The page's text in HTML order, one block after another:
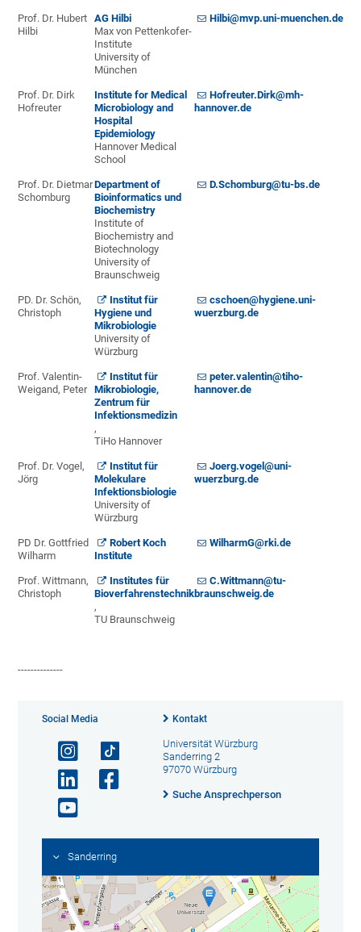
Prof. Dr. Hubert
Hilbi
AG Hilbi
Max von Pettenkofer-
Institute
University of
München
Hilbi@mvp.uni-muenchen.de
Prof. Dr. Dirk
Hofreuter
Institute for Medical
Microbiology and
Hospital
Epidemiology
Hannover Medical
School
Hofreuter.Dirk@mh-
hannover.de
Prof. Dr. Dietmar
Schomburg
Department of
Bioinformatics und
Biochemistry
Institute of
Biochemistry and
Biotechnology
University of
Braunschweig
D.Schomburg@tu-bs.de
PD. Dr. Schön,
Christoph
Institut für
Hygiene und
Mikrobiologie
University of
Würzburg
cschoen@hygiene.uni-
wuerzburg.de
Prof. Valentin-
Weigand, Peter
Institut für
Mikrobiologie,
Zentrum für
Infektionsmedizin
,
TiHo Hannover
peter.valentin@tiho-
hannover.de
Prof. Dr. Vogel,
Jörg
Institut für
Molekulare
Infektionsbiologie
University of
Würzburg
Joerg.vogel@uni-
wuerzburg.de
PD Dr. Gottfried
Wilharm
Robert Koch
Institute
WilharmG@rki.de
Prof. Wittmann,
Christoph
Institutes für
Bioverfahrenstechnik
,
TU Braunschweig
C.Wittmann@tu-
braunschweig.de
--------------
Social Media Kontakt
Universität Würzburg
Sanderring 2
97070 Würzburg
Suche Ansprechperson
Sanderring